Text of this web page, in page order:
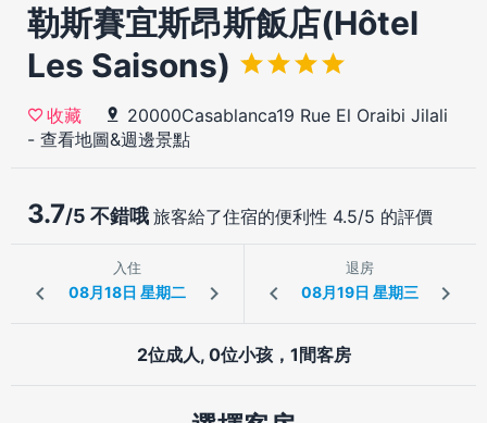
勒斯賽宜斯昂斯飯店(Hôtel
Les Saisons)
收藏
20000Casablanca19 Rue El Oraibi Jilali
- 查看地圖&週邊景點
3.7/5 不錯哦 旅客給了住宿的便利性 4.5/5 的評價
入住 退房
2位成人, 0位小孩，1間客房